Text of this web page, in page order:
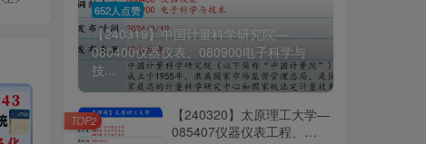
652人点赞
【240319】中国计量科学研究院—
080400仪器仪表、080900电子科学与
技...
【240320】太原理工大学—
085407仪器仪表工程、
TOP2